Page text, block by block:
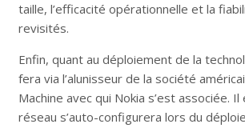
taille, l’efficacité opérationnelle et la
revisités.
Enfin, quant au déploiement de la
fera via l’alunisseur de la société
Machine avec qui Nokia s’est associée.
réseau s’auto-configurera lors du